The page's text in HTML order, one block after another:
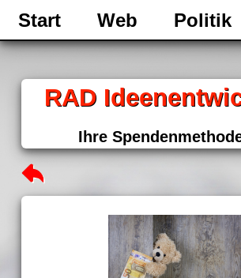
Start Web Politik
RAD
Ihre